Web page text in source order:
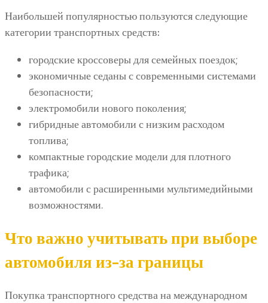
Наибольшей популярностью пользуются следующие
категории транспортных средств:
городские кроссоверы для семейных поездок;
экономичные седаны с современными системами
безопасности;
электромобили нового поколения;
гибридные автомобили с низким расходом
топлива;
компактные городские модели для плотного
трафика;
автомобили с расширенными мультимедийными
возможностями.
Что важно учитывать при выборе
автомобиля из-за границы
Покупка транспортного средства на международном